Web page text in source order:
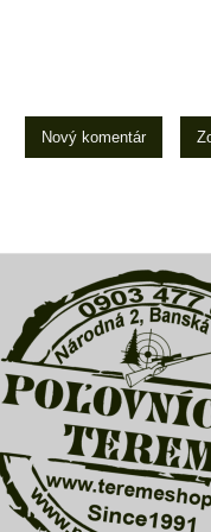
Nový komentár